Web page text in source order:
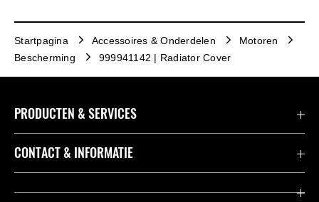
Startpagina Accessoires & Onderdelen
Motoren
Bescherming
999941142 | Radiator Cover
PRODUCTEN & SERVICES
Accessoires & Onderdelen
CONTACT & INFORMATIE
Contact